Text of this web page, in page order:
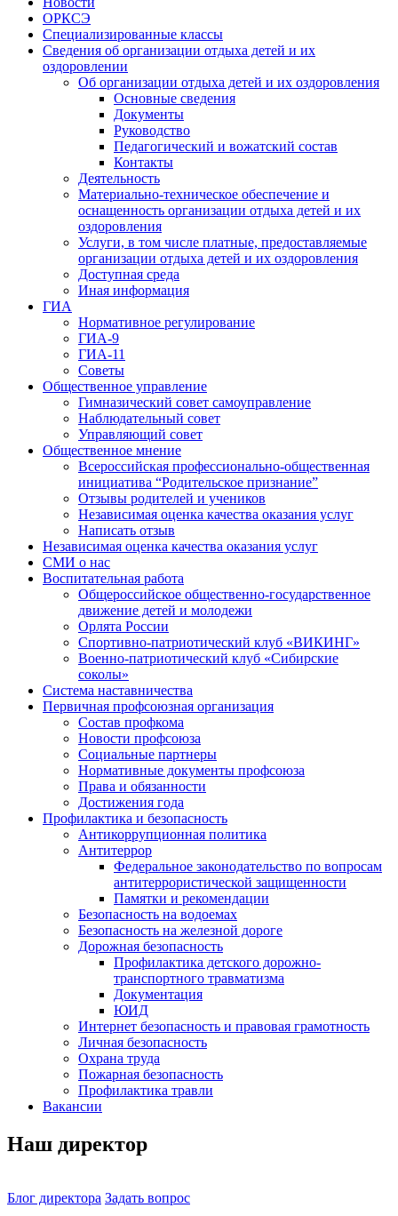
ОРКСЭ
Специализированные классы
Сведения об организации отдыха детей и их
оздоровлении
Об организации отдыха детей и их оздоровления
Основные сведения
Документы
Руководство
Педагогический и вожатский состав
Контакты
Деятельность
Материально-техническое обеспечение и
оснащенность организации отдыха детей и их
оздоровления
Услуги, в том числе платные, предоставляемые
организации отдыха детей и их оздоровления
Доступная среда
Иная информация
ГИА
Нормативное регулирование
ГИА-9
ГИА-11
Советы
Общественное управление
Гимназический совет самоуправление
Наблюдательный совет
Управляющий совет
Общественное мнение
Всероссийская профессионально-общественная
инициатива “Родительское признание”
Отзывы родителей и учеников
Независимая оценка качества оказания услуг
Написать отзыв
Независимая оценка качества оказания услуг
СМИ о нас
Воспитательная работа
Общероссийское общественно-государственное
движение детей и молодежи
Орлята России
Спортивно-патриотический клуб «ВИКИНГ»
Военно-патриотический клуб «Сибирские
соколы»
Система наставничества
Первичная профсоюзная организация
Состав профкома
Новости профсоюза
Социальные партнеры
Нормативные документы профсоюза
Права и обязанности
Достижения года
Профилактика и безопасность
Антикоррупционная политика
Антитеррор
Федеральное законодательство по вопросам
антитеррористической защищенности
Памятки и рекомендации
Безопасность на водоемах
Безопасность на железной дороге
Дорожная безопасность
Профилактика детского дорожно-
транспортного травматизма
Документация
ЮИД
Интернет безопасность и правовая грамотность
Личная безопасность
Охрана труда
Пожарная безопасность
Профилактика травли
Вакансии
Наш директор
Блог директора Задать вопрос